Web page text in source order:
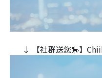
↓ 【社群送您🎠】